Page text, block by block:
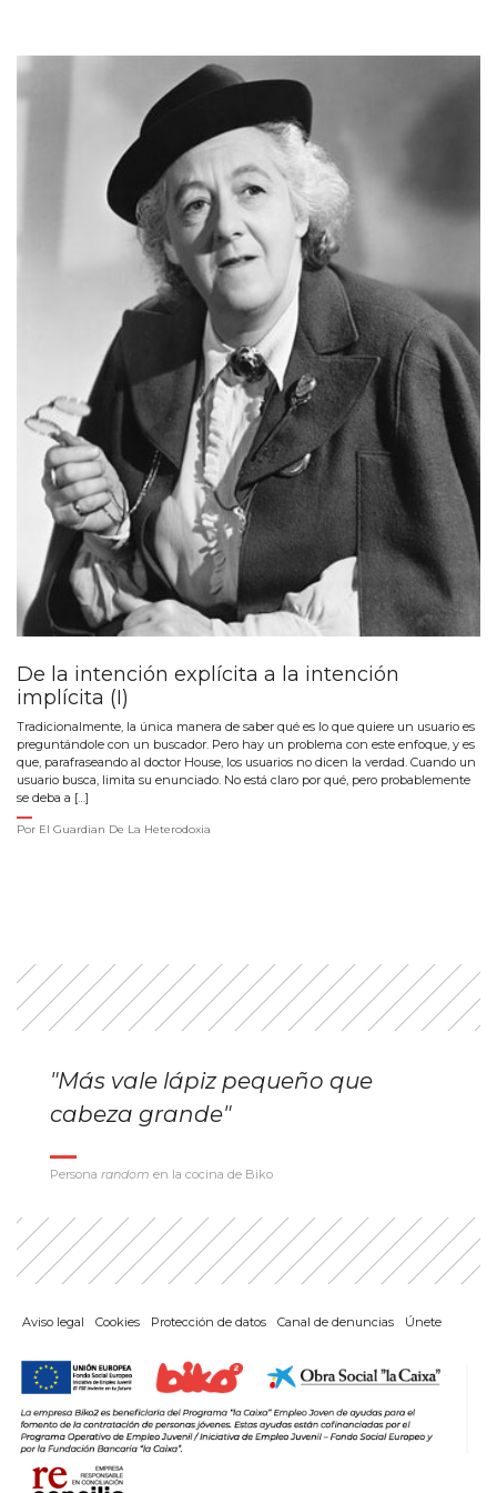
De la intención explícita a la intención
implícita (I)
Tradicionalmente, la única manera de saber qué es lo que quiere un usuario es
preguntándole con un buscador. Pero hay un problema con este enfoque, y es
que, parafraseando al doctor House, los usuarios no dicen la verdad. Cuando un
usuario busca, limita su enunciado. No está claro por qué, pero probablemente
se deba a […]
Por El Guardian De La Heterodoxia
"Más vale lápiz pequeño que
cabeza grande"
Persona random en la cocina de Biko
Aviso legal Cookies Protección de datos Canal de denuncias Únete